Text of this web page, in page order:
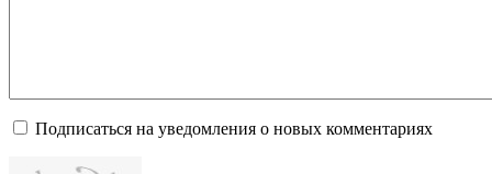
Подписаться на уведомления о новых комментариях